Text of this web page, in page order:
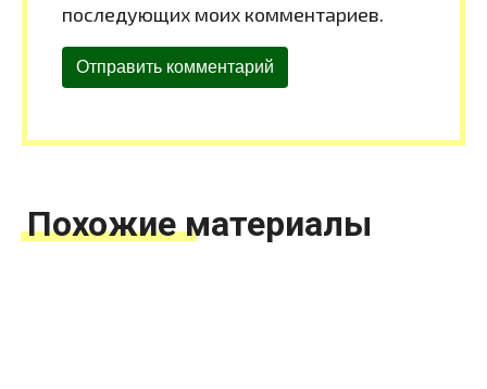
последующих моих комментариев.
Похожие материалы